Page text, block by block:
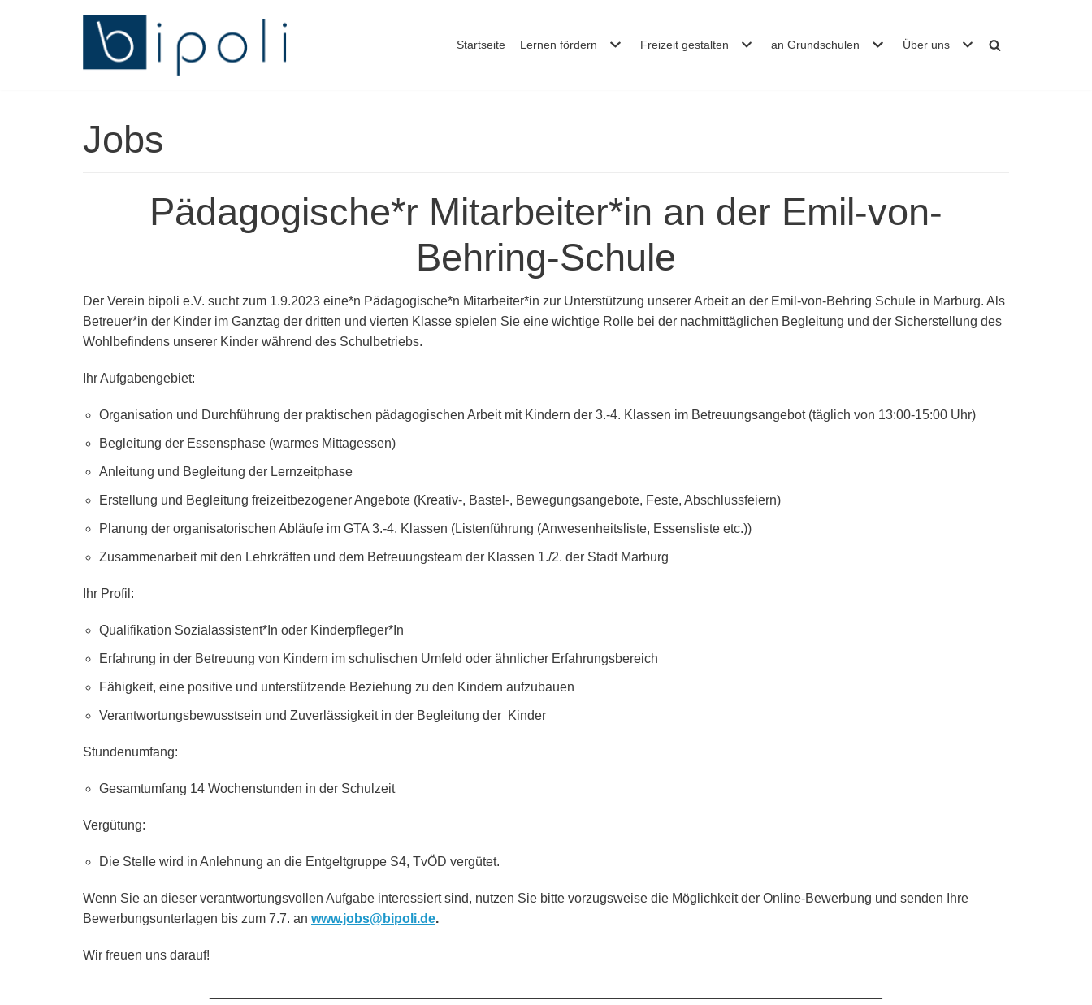
Startseite Lernen fördern Freizeit gestalten an Grundschulen Über uns
Jobs
Pädagogische*r Mitarbeiter*in an der Emil-von-
Behring-Schule
Der Verein bipoli e.V. sucht zum 1.9.2023 eine*n Pädagogische*n Mitarbeiter*in zur Unterstützung unserer Arbeit an der Emil-von-Behring Schule in Marburg. Als
Betreuer*in der Kinder im Ganztag der dritten und vierten Klasse spielen Sie eine wichtige Rolle bei der nachmittäglichen Begleitung und der Sicherstellung des
Wohlbefindens unserer Kinder während des Schulbetriebs.
Ihr Aufgabengebiet:
Organisation und Durchführung der praktischen pädagogischen Arbeit mit Kindern der 3.-4. Klassen im Betreuungsangebot (täglich von 13:00-15:00 Uhr)
Begleitung der Essensphase (warmes Mittagessen)
Anleitung und Begleitung der Lernzeitphase
Erstellung und Begleitung freizeitbezogener Angebote (Kreativ-, Bastel-, Bewegungsangebote, Feste, Abschlussfeiern)
Planung der organisatorischen Abläufe im GTA 3.-4. Klassen (Listenführung (Anwesenheitsliste, Essensliste etc.))
Zusammenarbeit mit den Lehrkräften und dem Betreuungsteam der Klassen 1./2. der Stadt Marburg
Ihr Profil:
Qualifikation Sozialassistent*In oder Kinderpfleger*In
Erfahrung in der Betreuung von Kindern im schulischen Umfeld oder ähnlicher Erfahrungsbereich
Fähigkeit, eine positive und unterstützende Beziehung zu den Kindern aufzubauen
Verantwortungsbewusstsein und Zuverlässigkeit in der Begleitung der Kinder
Stundenumfang:
Gesamtumfang 14 Wochenstunden in der Schulzeit
Vergütung:
Die Stelle wird in Anlehnung an die Entgeltgruppe S4, TvÖD vergütet.
Wenn Sie an dieser verantwortungsvollen Aufgabe interessiert sind, nutzen Sie bitte vorzugsweise die Möglichkeit der Online-Bewerbung und senden Ihre
Bewerbungsunterlagen bis zum 7.7. an www.jobs@bipoli.de.
Wir freuen uns darauf!